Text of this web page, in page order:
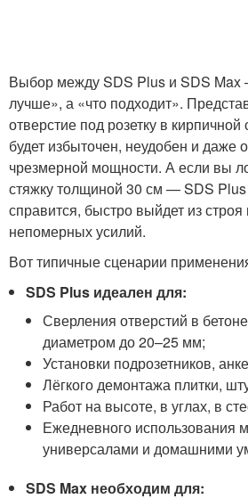
Выбор между SDS Plus и SDS Max
лучше», а «что подходит».
отверстие под розетку в
будет избыточен, неудобен и даже
чрезмерной мощности. А если вы
стяжку толщиной 30 см — SDS Plus
справится, быстро выйдет из строя
непомерных усилий.
Вот типичные сценарии
SDS Plus идеален для:
Сверления отверстий в
диаметром до 20–25 мм;
Установки подрозетников,
Лёгкого демонтажа плитки,
Работ на высоте, в углах, в
Ежедневного использования
универсалами и домашними
SDS Max необходим для: